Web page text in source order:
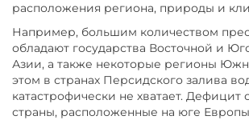
расположения региона, природы и
Например, большим количеством
обладают государства Восточной и
Азии, а также некоторые регионы
этом в странах Персидского залива
катастрофически не хватает.
страны, расположенные на юге